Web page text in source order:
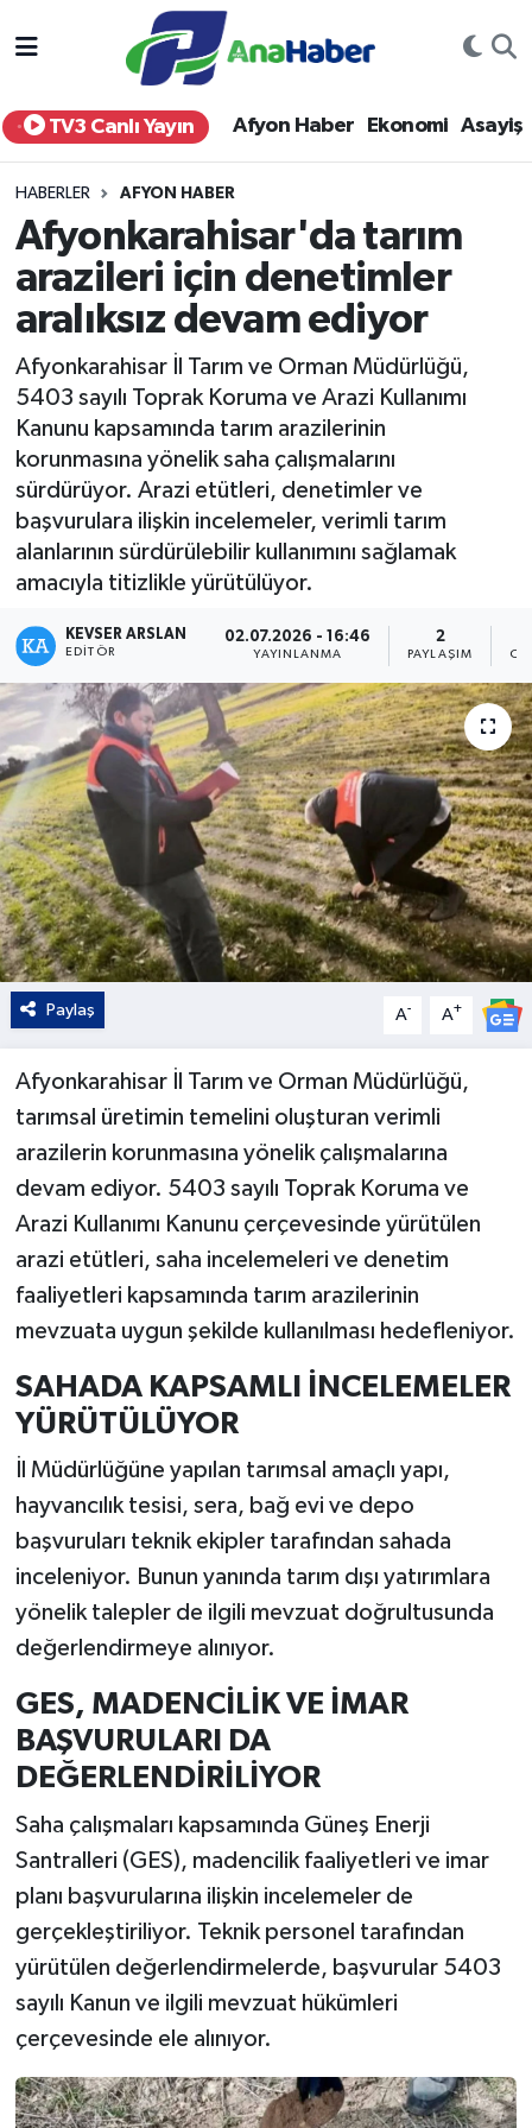
TV3 Canlı Yayın Afyon Haber Ekonomi Asayiş
HABERLER AFYON HABER
Afyonkarahisar'da tarım
arazileri için denetimler
aralıksız devam ediyor
Afyonkarahisar İl Tarım ve Orman Müdürlüğü,
5403 sayılı Toprak Koruma ve Arazi Kullanımı
Kanunu kapsamında tarım arazilerinin
korunmasına yönelik saha çalışmalarını
sürdürüyor. Arazi etütleri, denetimler ve
başvurulara ilişkin incelemeler, verimli tarım
alanlarının sürdürülebilir kullanımını sağlamak
amacıyla titizlikle yürütülüyor.
KEVSER ARSLAN
EDITÖR
02.07.2026 - 16:46
YAYINLANMA
2
PAYLAŞIM
Paylaş A- A+
Afyonkarahisar İl Tarım ve Orman Müdürlüğü,
tarımsal üretimin temelini oluşturan verimli
arazilerin korunmasına yönelik çalışmalarına
devam ediyor. 5403 sayılı Toprak Koruma ve
Arazi Kullanımı Kanunu çerçevesinde yürütülen
arazi etütleri, saha incelemeleri ve denetim
faaliyetleri kapsamında tarım arazilerinin
mevzuata uygun şekilde kullanılması hedefleniyor.
SAHADA KAPSAMLI İNCELEMELER
YÜRÜTÜLÜYOR
İl Müdürlüğüne yapılan tarımsal amaçlı yapı,
hayvancılık tesisi, sera, bağ evi ve depo
başvuruları teknik ekipler tarafından sahada
inceleniyor. Bunun yanında tarım dışı yatırımlara
yönelik talepler de ilgili mevzuat doğrultusunda
değerlendirmeye alınıyor.
GES, MADENCİLİK VE İMAR
BAŞVURULARI DA
DEĞERLENDİRİLİYOR
Saha çalışmaları kapsamında Güneş Enerji
Santralleri (GES), madencilik faaliyetleri ve imar
planı başvurularına ilişkin incelemeler de
gerçekleştiriliyor. Teknik personel tarafından
yürütülen değerlendirmelerde, başvurular 5403
sayılı Kanun ve ilgili mevzuat hükümleri
çerçevesinde ele alınıyor.
Yurt Haber
Afyon Haber
Siyaset
Spor
Eğitim
Sağlık
Teknoloji
Kültür - Sanat
Yaşam
Afyonkarahisar Nöbetçi Eczaneler
Afyonkarahisar Hava Durumu
Afyonkarahisar Trafik Yoğunluk Haritası
Süper Lig Puan Durumu ve Fikstür
Tüm Manşetler
Son Dakika Haberleri
Haber Arşivi